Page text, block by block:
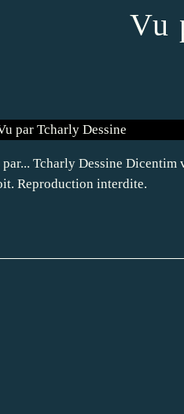
Vu
par... Tcharly Dessine
Reproduction interdite.